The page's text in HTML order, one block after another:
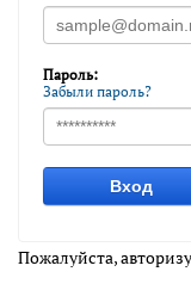
Пароль:
Забыли пароль?
Вход
Пожалуйста,